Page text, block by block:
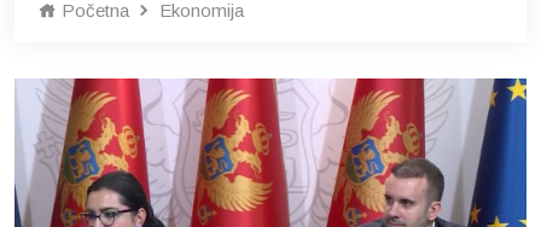
Početna Ekonomija